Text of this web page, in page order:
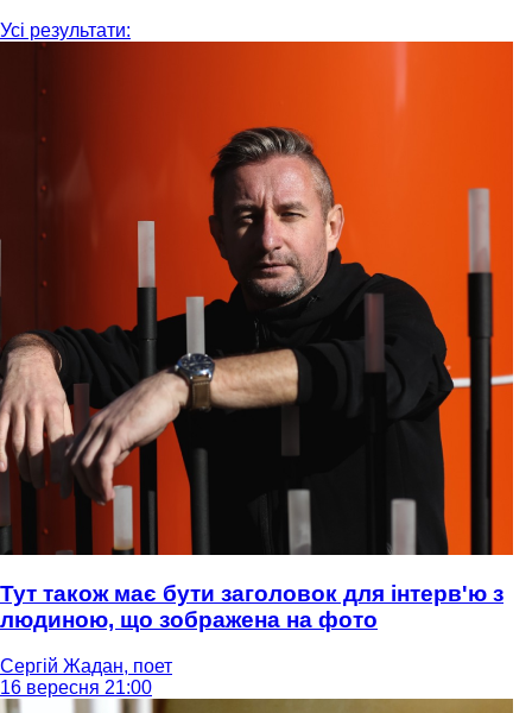
Усі результати:
Тут також має бути заголовок для інтерв'ю з
людиною, що зображена на фото
Сергій Жадан, поет
16 вересня 21:00